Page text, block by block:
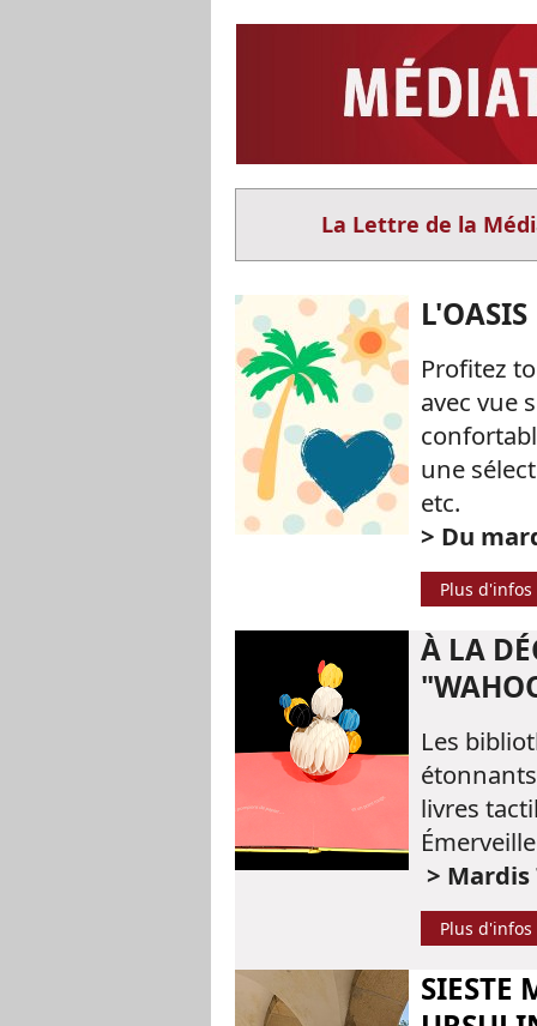
La Lettre de la
L'OASIS
Profitez
avec vue
une
etc.
> Du
Plus d'infos
À LA
Les
livres
>
Plus d'infos
SIESTE